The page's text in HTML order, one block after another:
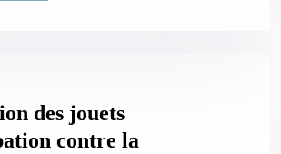
des jouets
contre la